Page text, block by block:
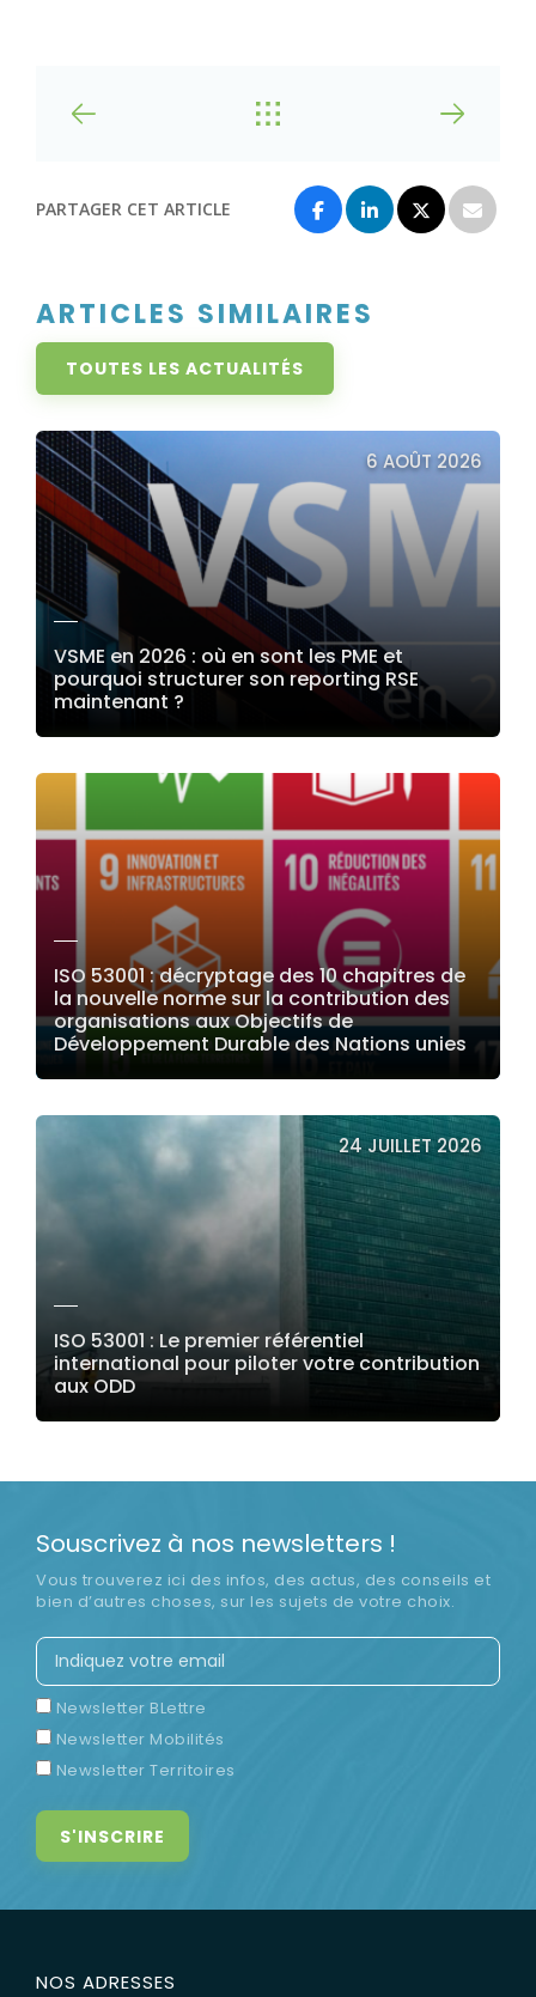
PARTAGER CET ARTICLE
ARTICLES SIMILAIRES
TOUTES LES ACTUALITÉS
6 AOÛT 2026
VSME en 2026 : où en sont les PME et
pourquoi structurer son reporting RSE
maintenant ?
LIRE LA SUITE
ISO 53001 : décryptage des 10 chapitres de
la nouvelle norme sur la contribution des
organisations aux Objectifs de
Développement Durable des Nations unies
LIRE LA SUITE
24 JUILLET 2026
ISO 53001 : Le premier référentiel
international pour piloter votre contribution
aux ODD
Souscrivez à nos newsletters !
Vous trouverez ici des infos, des actus, des conseils et
bien d’autres choses, sur les sujets de votre choix.
Newsletter BLettre
Newsletter Mobilités
Newsletter Territoires
NOS ADRESSES